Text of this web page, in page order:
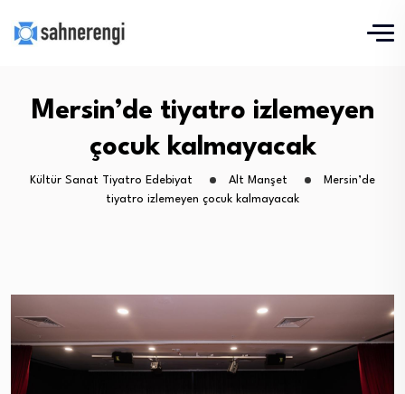
Mersin’de tiyatro izlemeyen
çocuk kalmayacak
Kültür Sanat Tiyatro Edebiyat Alt Manşet
Mersin’de
tiyatro izlemeyen çocuk kalmayacak